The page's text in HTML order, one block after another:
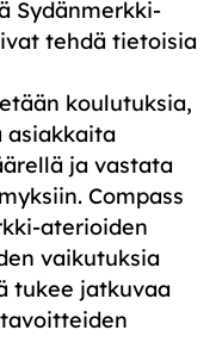
Sydänmerkki-
tehdä tietoisia
koulutuksia,
asiakkaita
ja vastata
Compass
aterioiden
vaikutuksia
tukee jatkuvaa